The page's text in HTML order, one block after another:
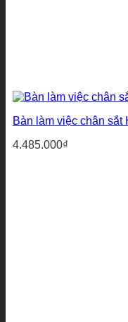
Bàn làm việc chân sắt
4.485.000₫